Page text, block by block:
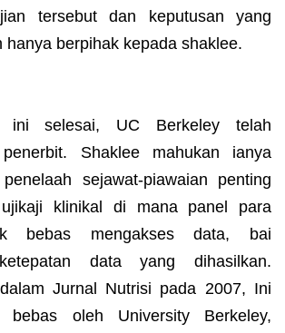
tersebut dan keputusan yang
hanya berpihak kepada shaklee.
ini selesai, UC Berkeley telah
penerbit. Shaklee mahukan ianya
sejawat-piawaian penting
klinikal di mana panel para
bebas mengakses data, bai
data yang dihasilkan.
Jurnal Nutrisi pada 2007, Ini
bebas oleh University Berkeley,